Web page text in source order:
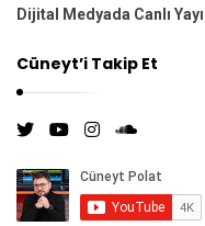
m
ı
Dijital Medyada Canlı
Cüneyt’i Takip Et